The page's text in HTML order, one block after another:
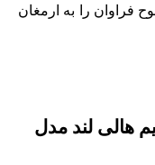
فراوان را به ارمغان
هالی لند مدل